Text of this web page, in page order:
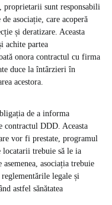
sunt responsabili
asociație, care acoperă
și deratizare. Aceasta
achite partea
onora contractul cu firma
duce la întârzieri în
acestora.
de a informa
contractul DDD. Aceasta
vor fi prestate, programul
trebuie să le ia
asociația trebuie
reglementările legale și
astfel sănătatea